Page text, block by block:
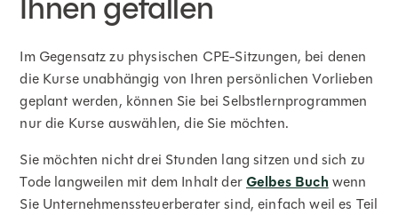
Im Gegensatz zu physischen CPE-Sitzungen, bei denen
die Kurse unabhängig von Ihren persönlichen Vorlieben
geplant werden, können Sie bei Selbstlernprogrammen
nur die Kurse auswählen, die Sie möchten.
Sie möchten nicht drei Stunden lang sitzen und sich zu
Tode langweilen mit dem Inhalt derGelbes Buchwenn
Sie Unternehmenssteuerberater sind, einfach weil es Teil